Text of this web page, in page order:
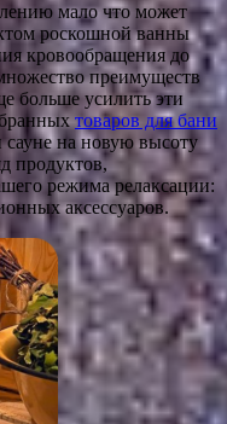
мало что может
роскошной ванны
кровообращения до
преимуществ
больше усилить эти
товаров для бани
на новую высоту
продуктов,
режима релаксации:
аксессуаров.